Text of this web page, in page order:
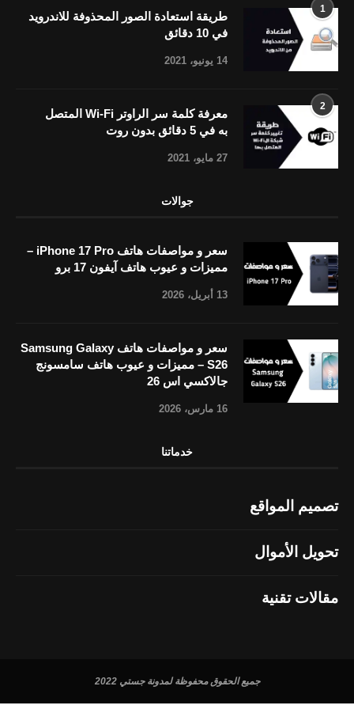
1
طريقة استعادة الصور المحذوفة للاندرويد
في 10 دقائق
14 يونيو، 2021
2
معرفة كلمة سر الراوتر Wi-Fi المتصل
به في 5 دقائق بدون روت
27 مايو، 2021
جوالات
سعر و مواصفات هاتف iPhone 17 Pro –
مميزات و عيوب هاتف آيفون 17 برو
13 أبريل، 2026
سعر و مواصفات هاتف Samsung Galaxy
S26 – مميزات و عيوب هاتف سامسونج
جالاكسي اس 26
16 مارس، 2026
خدماتنا
تصميم المواقع
تحويل الأموال
مقالات تقنية
جميع الحقوق محفوظة لمدونة جستي 2022